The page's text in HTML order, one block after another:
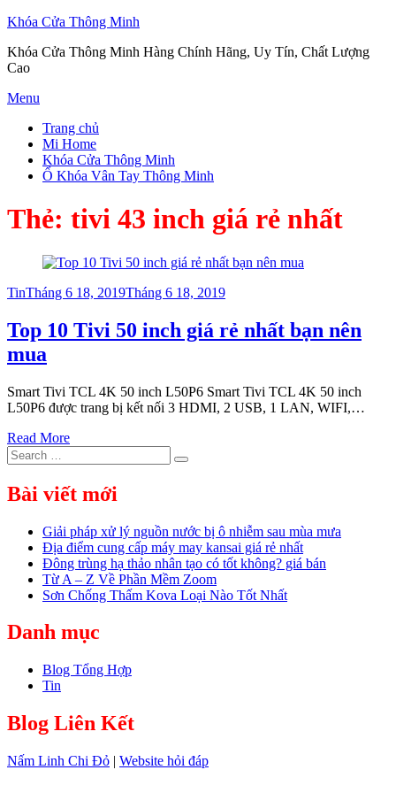
Khóa Cửa Thông Minh
Khóa Cửa Thông Minh Hàng Chính Hãng, Uy Tín, Chất Lượng
Cao
Skip
content
Menu
Trang chủ
Mi Home
Khóa Cửa Thông Minh
Ổ Khóa Vân Tay Thông Minh
Thẻ: tivi 43 inch giá rẻ nhất
TinPosted
Tháng 6 18, 2019Tháng 6 18, 2019
Top 10 Tivi 50 inch giá rẻ nhất bạn nên
mua
Smart Tivi TCL 4K 50 inch L50P6 Smart Tivi TCL 4K 50 inch
L50P6 được trang bị kết nối 3 HDMI, 2 USB, 1 LAN, WIFI,…
Read More
Search
for:
Search
Bài viết mới
Giải pháp xử lý nguồn nước bị ô nhiễm sau mùa mưa
Địa điểm cung cấp máy may kansai giá rẻ nhất
Đông trùng hạ thảo nhân tạo có tốt không? giá bán
Từ A – Z Về Phần Mềm Zoom
Sơn Chống Thấm Kova Loại Nào Tốt Nhất
Danh mục
Blog Tổng Hợp
Tin
Blog Liên Kết
Nấm Linh Chi Đỏ | Website hỏi đáp